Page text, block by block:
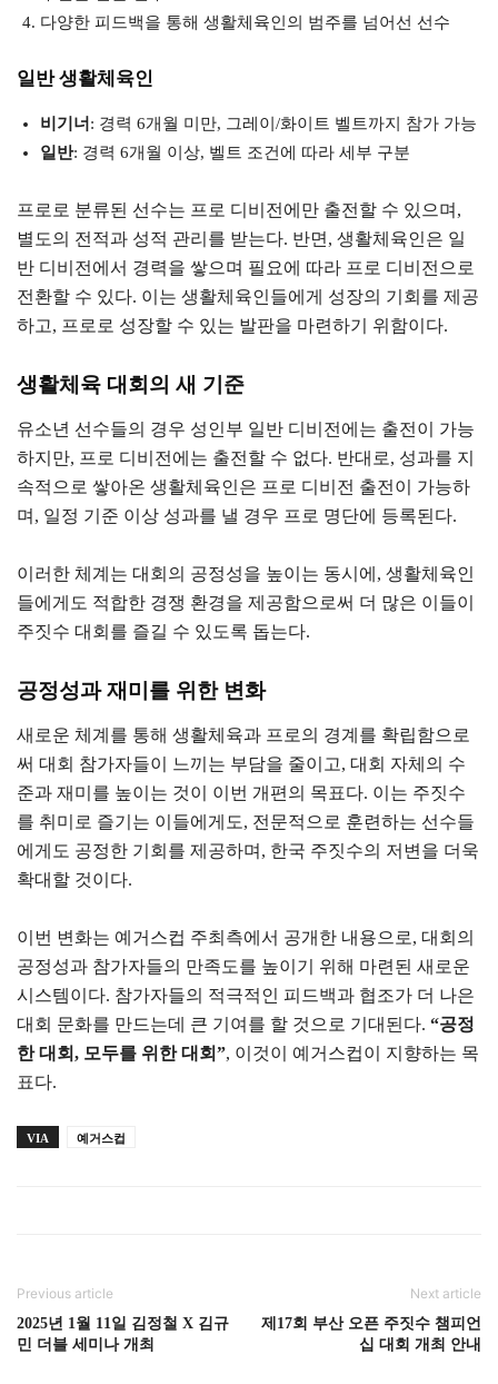
다양한 피드백을 통해 생활체육인의 범주를 넘어선 선수
일반 생활체육인
비기너 : 경력 6개월 미만, 그레이/화이트 벨트까지 참가 가능
일반: 경력 6개월 이상, 벨트 조건에 따라 세부 구분
프로로 분류된 선수는 프로 디비전에만 출전할 수 있으며,
별도의 전적과 성적 관리를 받는다. 반면, 생활체육인은 일
반 디비전에서 경력을 쌓으며 필요에 따라 프로 디비전으로
전환할 수 있다. 이는 생활체육인들에게 성장의 기회를 제공
하고, 프로로 성장할 수 있는 발판을 마련하기 위함이다.
생활체육 대회의 새 기준
유소년 선수들의 경우 성인부 일반 디비전에는 출전이 가능
하지만, 프로 디비전에는 출전할 수 없다. 반대로, 성과를 지
속적으로 쌓아온 생활체육인은 프로 디비전 출전이 가능하
며, 일정 기준 이상 성과를 낼 경우 프로 명단에 등록된다.
이러한 체계는 대회의 공정성을 높이는 동시에, 생활체육인
들에게도 적합한 경쟁 환경을 제공함으로써 더 많은 이들이
주짓수 대회를 즐길 수 있도록 돕는다.
공정성과 재미를 위한 변화
새로운 체계를 통해 생활체육과 프로의 경계를 확립함으로
써 대회 참가자들이 느끼는 부담을 줄이고, 대회 자체의 수
준과 재미를 높이는 것이 이번 개편의 목표다. 이는 주짓수
를 취미로 즐기는 이들에게도, 전문적으로 훈련하는 선수들
에게도 공정한 기회를 제공하며, 한국 주짓수의 저변을 더욱
확대할 것이다.
이번 변화는 예거스컵 주최측에서 공개한 내용으로, 대회의
공정성과 참가자들의 만족도를 높이기 위해 마련된 새로운
시스템이다. 참가자들의 적극적인 피드백과 협조가 더 나은
대회 문화를 만드는데 큰 기여를 할 것으로 기대된다. “공정
한 대회, 모두를 위한 대회”, 이것이 예거스컵이 지향하는 목
표다.
VIA 예거스컵
Previous article
2025년 1월 11일 김정철 X 김규
민 더블 세미나 개최
Next article
제17회 부산 오픈 주짓수 챔피언
십 대회 개최 안내